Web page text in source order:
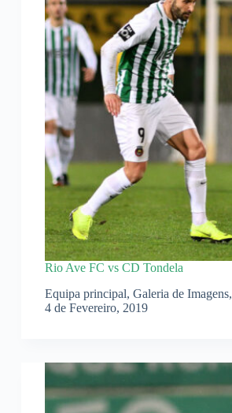
Rio Ave FC vs CD Tondela
Equipa principal, Galeria de Imagens,
4 de Fevereiro, 2019